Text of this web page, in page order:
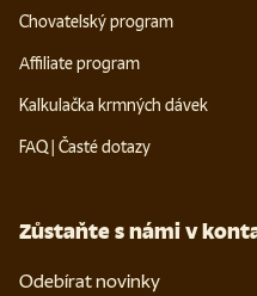
Chovatelský program
Affiliate program
Kalkulačka krmných dávek
FAQ | Časté dotazy
Zůstaňte s námi v
Odebírat novinky